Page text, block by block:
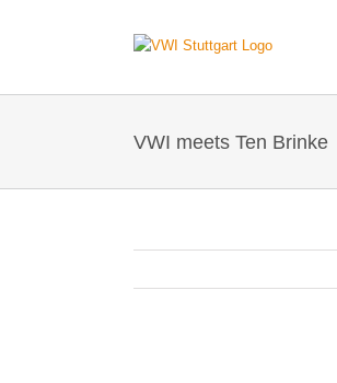
VWI meets Ten Brinke